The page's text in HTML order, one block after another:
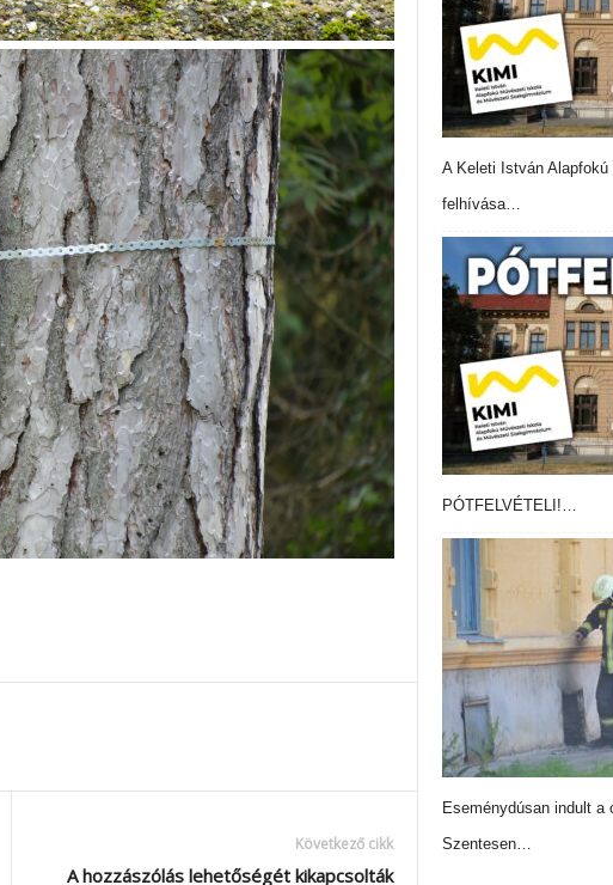
Következő cikk
A hozzászólás lehetőségét kikapcsolták
A Keleti István
felhívása…
PÓTFELVÉTELI!…
Eseménydúsan indult a
Szentesen…